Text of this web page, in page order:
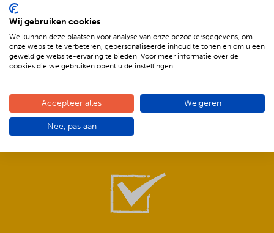
Compleet is ook écht compleet!
Frisse salades,
smeuïge sauzen,
Wij gebruiken cookies
We kunnen deze plaatsen voor analyse van onze bezoekersgegevens, om
onze website te verbeteren, gepersonaliseerde inhoud te tonen en om u een
geweldige website-ervaring te bieden. Voor meer informatie over de
cookies die we gebruiken opent u de instellingen.
Accepteer alles Weigeren
Nee, pas aan